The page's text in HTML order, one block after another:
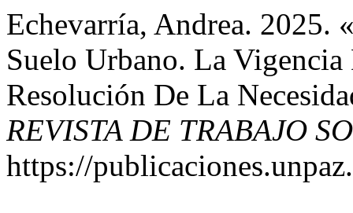
Echevarría, Andrea. 2025.
Suelo Urbano. La
Resolución De La
REVISTA DE TRABAJO
https://